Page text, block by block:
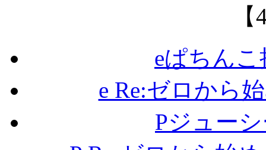
eぱちん
e Re:ゼロから
Pジュー